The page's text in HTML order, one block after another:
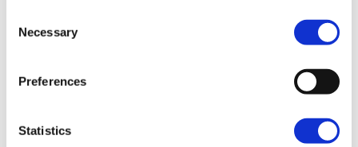
Selection
Necessary
Preferences
Statistics
Georganiseerde tours zijn een populaire optie voor
wie comfort en expertise wil combineren. Veel
touroperators bieden dagtrips naar verschillende
delen van het eiland, inclusief vervoer, gids en
soms maaltijden. Dit is ideaal voor bezoekers die